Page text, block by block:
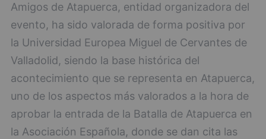
Amigos de Atapuerca, entidad organizadora del
evento, ha sido valorada de forma positiva por
la Universidad Europea Miguel de Cervantes de
Valladolid, siendo la base histórica del
acontecimiento que se representa en Atapuerca,
uno de los aspectos más valorados a la hora de
aprobar la entrada de la Batalla de Atapuerca en
la Asociación Española, donde se dan cita las